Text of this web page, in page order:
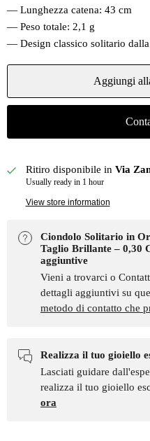
— Lunghezza catena: 43 cm
— Peso totale: 2,1 g
— Design classico solitario
Aggiungi
Ritiro disponibile in Via
Usually ready in 1 hour
View store information
Ciondolo Solitario in
Taglio Brillante – 0,30
aggiuntive
Vieni a trovarci o
dettagli aggiuntivi su
metodo di contatto che
Realizza il tuo gioiello
Lasciati guidare
realizza il tuo gioiello
ora